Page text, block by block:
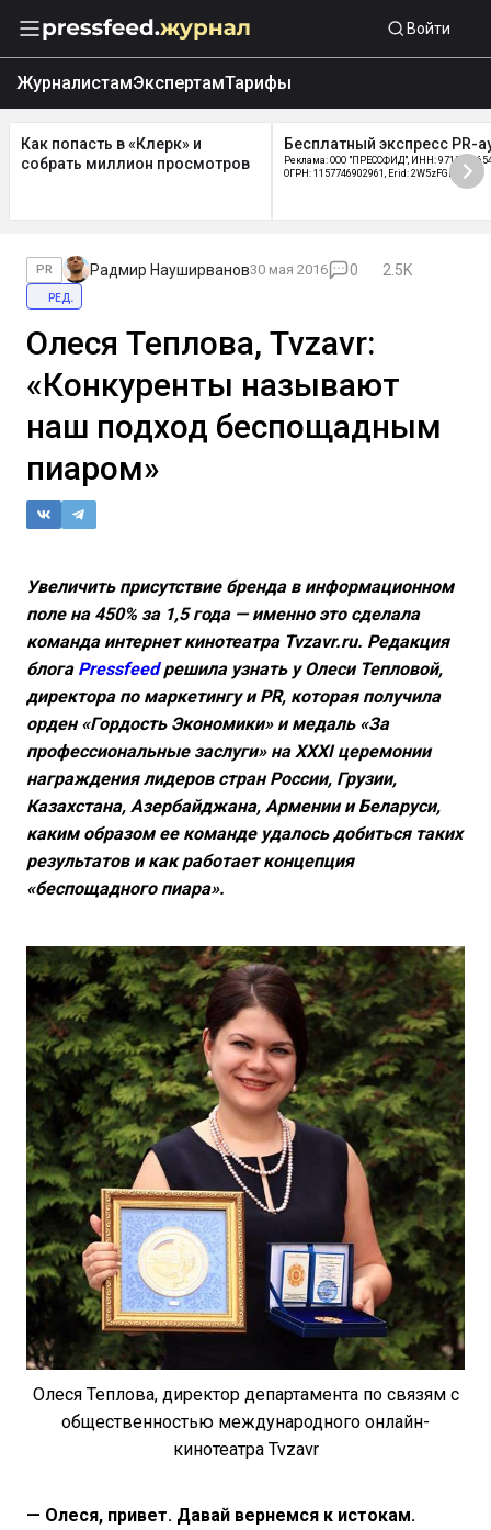
Войти
ЖурналистамЭкспертамТарифы
Как попасть в «Клерк» и
собрать миллион просмотров
Бесплатный экспресс PR-
Реклама: ООО "ПРЕССФИД", ИНН:
ОГРН: 1157746902961, Erid: 2W5zFGDycPz
PR Радмир Науширванов30 мая 2016 0
2.5K
ред.
Олеся Теплова, Tvzavr:
«Конкуренты называют
наш подход беспощадным
пиаром»
Увеличить присутствие бренда в информационном
поле на 450% за 1,5 года — именно это сделала
команда интернет кинотеатра Tvzavr.ru. Редакция
блога Pressfeedрешила узнать у Олеси Тепловой,
директора по маркетингу и PR, которая получила
орден «Гордость Экономики» и медаль «За
профессиональные заслуги» на ХХХI церемонии
награждения лидеров стран России, Грузии,
Казахстана, Азербайджана, Армении и Беларуси,
каким образом ее команде удалось добиться таких
результатов и как работает концепция
«беспощадного пиара».
Олеся Теплова, директор департамента по связям с
общественностью международного онлайн-
кинотеатра Tvzavr
— Олеся, привет. Давай вернемся к истокам.